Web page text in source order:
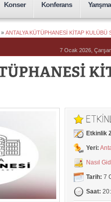
Konser Konferans Yarışma
» ANTALYA KÜTÜPHANESİ KİTAP KULÜBÜ
7 Ocak 2026,
Etkinlik
Yeri:
Nasıl
Tarih: 7
Saat: